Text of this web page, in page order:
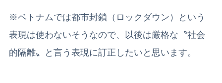
※ベトナムでは都市封鎖（ロックダウン）という
表現は使わないそうなので、以後は厳格な〝社会
的隔離〟と言う表現に訂正したいと思います。